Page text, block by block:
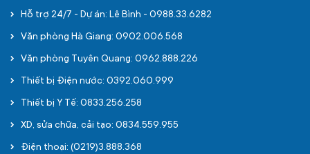
Hỗ trợ 24/7 - Dự án: Lê Bình - 0988.33.6282
Văn phòng Hà Giang: 0902.006.568
Văn phòng Tuyên Quang: 0962.888.226
Thiết bị Điện nước: 0392.060.999
Thiết bị Y Tế: 0833.256.258
XD, sửa chữa, cải tạo: 0834.559.955
Điện thoại: (0219)3.888.368